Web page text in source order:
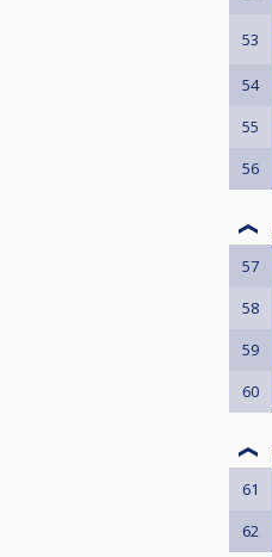
53
54
55
56
57
58
59
60
61
62